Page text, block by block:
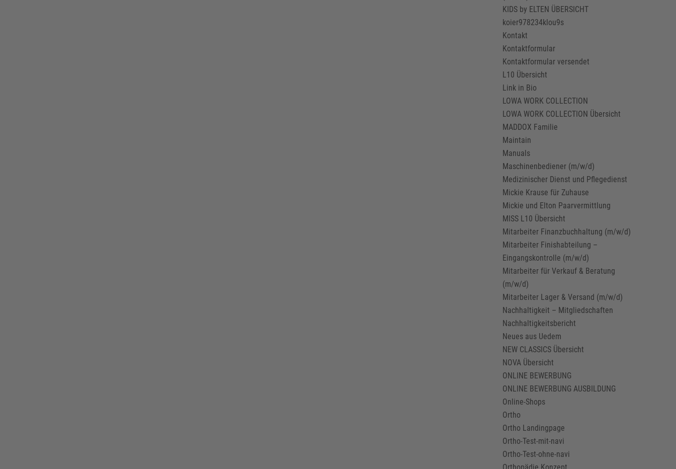
KIDS by ELTEN ÜBERSICHT
koier978234klou9s
Kontakt
Kontaktformular
Kontaktformular versendet
L10 Übersicht
Link in Bio
LOWA WORK COLLECTION
LOWA WORK COLLECTION Übersicht
MADDOX Familie
Maintain
Manuals
Maschinenbediener (m/w/d)
Medizinischer Dienst und Pflegedienst
Mickie Krause für Zuhause
Mickie und Elton Paarvermittlung
MISS L10 Übersicht
Mitarbeiter Finanzbuchhaltung (m/w/d)
Mitarbeiter Finishabteilung –
Eingangskontrolle (m/w/d)
Mitarbeiter für Verkauf & Beratung
(m/w/d)
Mitarbeiter Lager & Versand (m/w/d)
Nachhaltigkeit – Mitgliedschaften
Nachhaltigkeitsbericht
Neues aus Uedem
NEW CLASSICS Übersicht
NOVA Übersicht
ONLINE BEWERBUNG
ONLINE BEWERBUNG AUSBILDUNG
Online-Shops
Ortho
Ortho Landingpage
Ortho-Test-mit-navi
Ortho-Test-ohne-navi